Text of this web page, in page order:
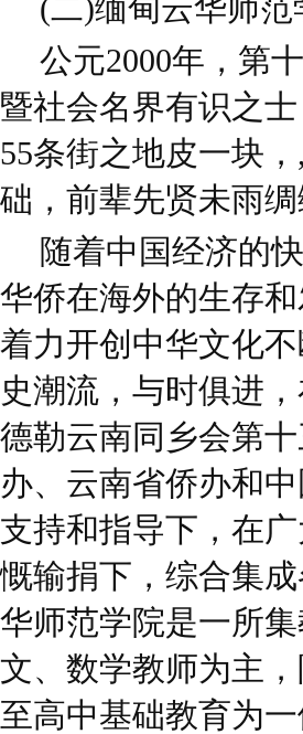
(二)缅甸云华师范
公元2000年，第
暨社会名界有识之
55条街之地皮一块
础，前辈先贤未雨
随着中国经济的
华侨在海外的生存
着力开创中华文化
史潮流，与时俱进
德勒云南同乡会第
办、云南省侨办和
支持和指导下，在
慨输捐下，综合集
华师范学院是一所
文、数学教师为主
至高中基础教育为